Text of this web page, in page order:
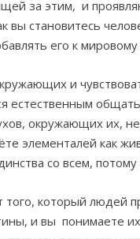
за этим, и
вы становитесь
его к
и
естественным
окружающих их,
элементалей как
со всем, потому
который людей
и вы понимаете